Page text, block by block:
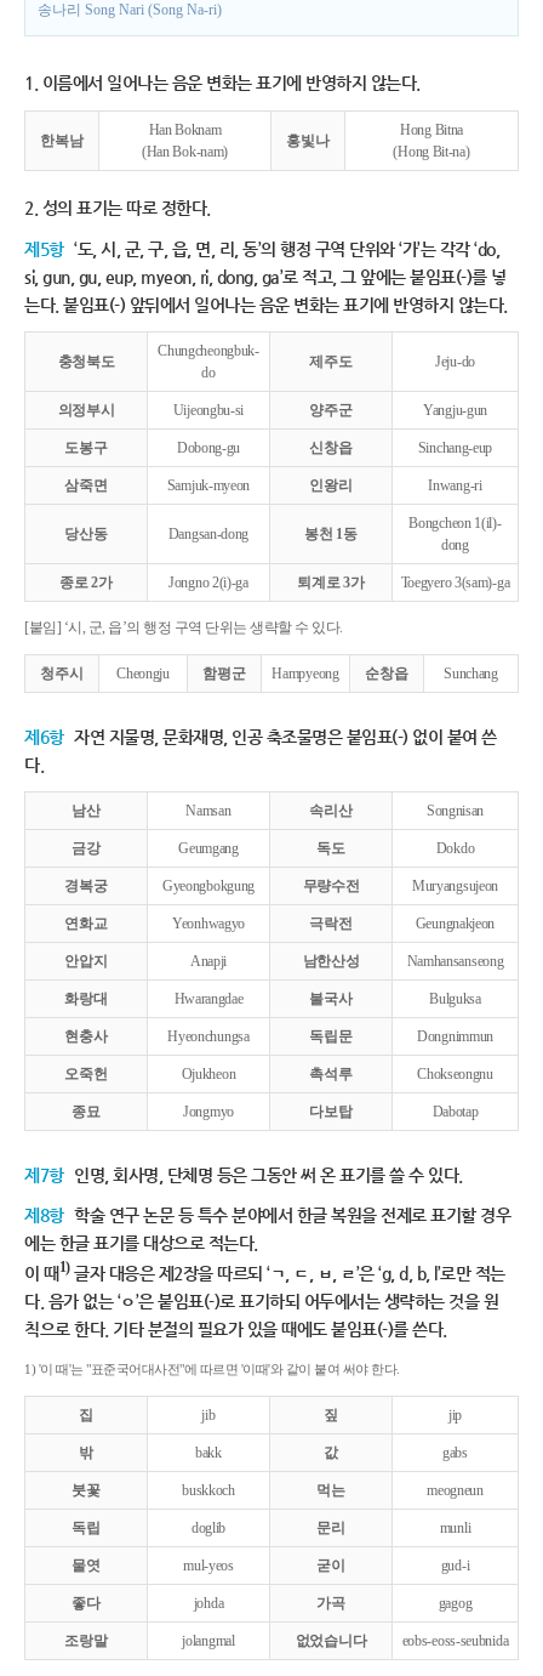
송나리 Song Nari (Song Na-ri)
1. 이름에서 일어나는 음운 변화는 표기에 반영하지 않는다.
한복남
Han Boknam
(Han Bok-nam)
홍빛나
Hong Bitna
(Hong Bit-na)
2. 성의 표기는 따로 정한다.
제5항 ‘도, 시, 군, 구, 읍, 면, 리, 동’의 행정 구역 단위와 ‘가’는 각각 ‘do,
si, gun, gu, eup, myeon, ri, dong, ga’로 적고, 그 앞에는 붙임표(-)를 넣
는다. 붙임표(-) 앞뒤에서 일어나는 음운 변화는 표기에 반영하지 않는다.
충청북도
Chungcheongbuk-
do
제주도 Jeju-do
의정부시 Uijeongbu-si 양주군 Yangju-gun
도봉구 Dobong-gu 신창읍 Sinchang-eup
삼죽면 Samjuk-myeon 인왕리 Inwang-ri
당산동 Dangsan-dong 봉천 1동
Bongcheon 1(il)-
dong
종로 2가 Jongno 2(i)-ga 퇴계로 3가 Toegyero 3(sam)-ga
[붙임] ‘시, 군, 읍’의 행정 구역 단위는 생략할 수 있다.
청주시 Cheongju 함평군 Hampyeong 순창읍 Sunchang
제6항 자연 지물명, 문화재명, 인공 축조물명은 붙임표(-) 없이 붙여 쓴
다.
남산 Namsan 속리산 Songnisan
금강 Geumgang 독도 Dokdo
경복궁 Gyeongbokgung 무량수전 Muryangsujeon
연화교 Yeonhwagyo 극락전 Geungnakjeon
안압지 Anapji 남한산성 Namhansanseong
화랑대 Hwarangdae 불국사 Bulguksa
현충사 Hyeonchungsa 독립문 Dongnimmun
오죽헌 Ojukheon 촉석루 Chokseongnu
종묘 Jongmyo 다보탑 Dabotap
제7항 인명, 회사명, 단체명 등은 그동안 써 온 표기를 쓸 수 있다.
제8항 학술 연구 논문 등 특수 분야에서 한글 복원을 전제로 표기할 경우
에는 한글 표기를 대상으로 적는다.
이 때1)글자 대응은 제2장을 따르되 ‘ㄱ, ㄷ, ㅂ, ㄹ’은 ‘g, d, b, l’로만 적는
다. 음가 없는 ‘ㅇ’은 붙임표(-)로 표기하되 어두에서는 생략하는 것을 원
칙으로 한다. 기타 분절의 필요가 있을 때에도 붙임표(-)를 쓴다.
1) '이 때'는 "표준국어대사전"에 따르면 '이때'와 같이 붙여 써야 한다.
집 jib 짚 jip
밖 bakk 값 gabs
붓꽃 buskkoch 먹는 meogneun
독립 doglib 문리 munli
물엿 mul-yeos 굳이 gud-i
좋다 johda 가곡 gagog
조랑말 jolangmal 없었습니다 eobs-eoss-seubnida